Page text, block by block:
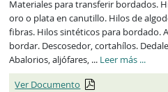
Materiales para transferir bordados.
oro o plata en canutillo. Hilos de
fibras. Hilos sintéticos para bordado.
bordar. Descosedor, cortahílos.
Abalorios, aljófares, ... Leer más ...
Ver Documento